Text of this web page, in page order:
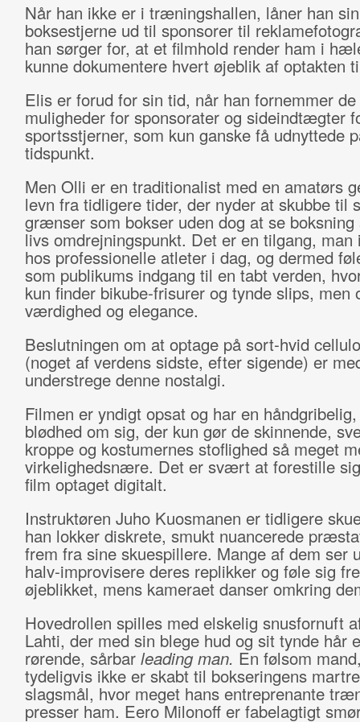
Når han ikke er i træningshallen, låner han sin
boksestjerne ud til sponsorer til
han sørger for, at et filmhold render ham i
kunne dokumentere hvert øjeblik af optakten
Elis er forud for sin tid, når han fornemmer de
muligheder for sponsorater og sideindtægter
sportsstjerner, som kun ganske få udnyttede
tidspunkt.
Men Olli er en traditionalist med en amatørs
levn fra tidligere tider, der nyder at skubbe til
grænser som bokser uden dog at se boksning
livs omdrejningspunkt. Det er en tilgang, man
hos professionelle atleter i dag, og dermed
som publikums indgang til en tabt verden,
kun finder bikube-frisurer og tynde slips, men
værdighed og elegance.
Beslutningen om at optage på sort-hvid
(noget af verdens sidste, efter sigende) er
understrege denne nostalgi.
Filmen er yndigt opsat og har en
blødhed om sig, der kun gør de skinnende,
kroppe og kostumernes stoflighed så meget
virkelighedsnære. Det er svært at forestille
film optaget digitalt.
Instruktøren Juho Kuosmanen er tidligere
han lokker diskrete, smukt nuancerede
frem fra sine skuespillere. Mange af dem ser
halv-improvisere deres replikker og føle sig
øjeblikket, mens kameraet danser omkring
Hovedrollen spilles med elskelig snusfornuft
Lahti, der med sin blege hud og sit tynde hår
rørende, sårbar leading man. En følsom
tydeligvis ikke er skabt til bokseringens
slagsmål, hvor meget hans entreprenante
presser ham. Eero Milonoff er fabelagtigt